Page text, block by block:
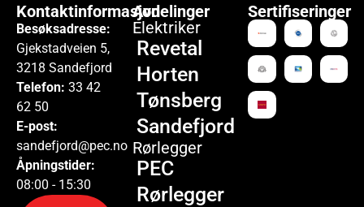
Kontaktinformasjon
Besøksadresse:
Gjekstadveien 5,
3218 Sandefjord
Telefon: 33 42
62 50
E-post:
sandefjord@pec.no
Åpningstider:
08:00 - 15:30
Avdelinger
Elektriker
Revetal
Horten
Tønsberg
Sandefjord
Rørlegger
PEC
Rørlegger
Sertifiseringer